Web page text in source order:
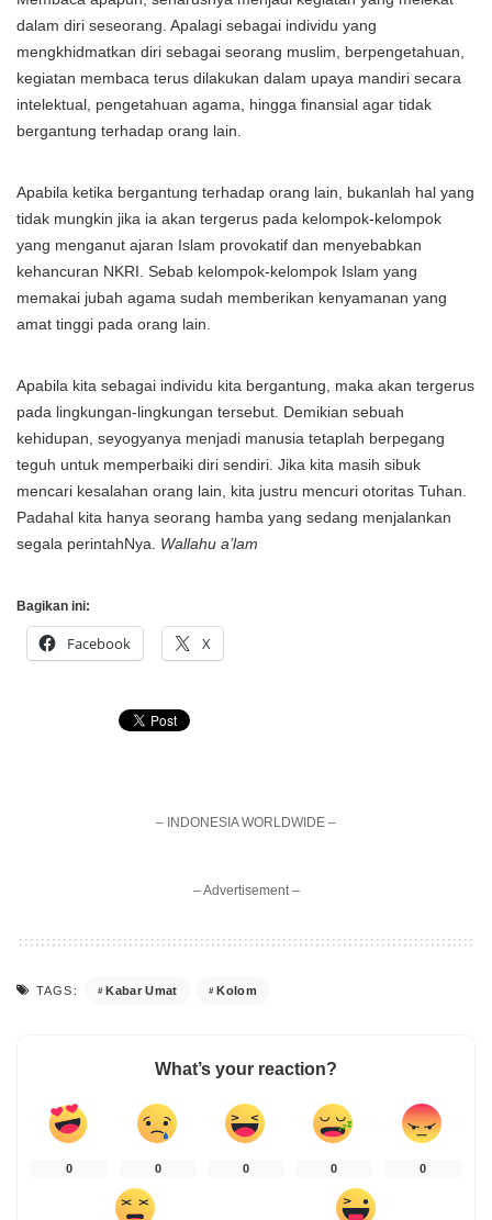
dalam diri seseorang. Apalagi sebagai individu yang
mengkhidmatkan diri sebagai seorang muslim, berpengetahuan,
kegiatan membaca terus dilakukan dalam upaya mandiri secara
intelektual, pengetahuan agama, hingga finansial agar tidak
bergantung terhadap orang lain.
Apabila ketika bergantung terhadap orang lain, bukanlah hal yang
tidak mungkin jika ia akan tergerus pada kelompok-kelompok
yang menganut ajaran Islam provokatif dan menyebabkan
kehancuran NKRI. Sebab kelompok-kelompok Islam yang
memakai jubah agama sudah memberikan kenyamanan yang
amat tinggi pada orang lain.
Apabila kita sebagai individu kita bergantung, maka akan tergerus
pada lingkungan-lingkungan tersebut. Demikian sebuah
kehidupan, seyogyanya menjadi manusia tetaplah berpegang
teguh untuk memperbaiki diri sendiri. Jika kita masih sibuk
mencari kesalahan orang lain, kita justru mencuri otoritas Tuhan.
Padahal kita hanya seorang hamba yang sedang menjalankan
segala perintahNya. Wallahu a’lam
Bagikan ini:
Facebook X
– INDONESIA WORLDWIDE –
– Advertisement –
TAGS: Kabar Umat Kolom
What’s your reaction?
0 0 0 0 0